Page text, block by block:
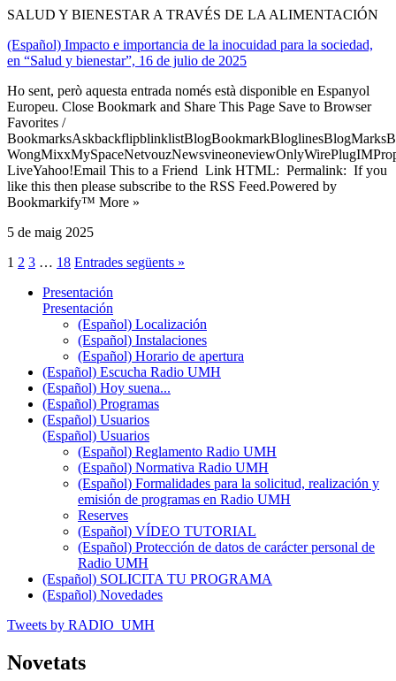
SALUD Y BIENESTAR A TRAVÉS DE LA ALIMENTACIÓN
(Español) Impacto e importancia de la inocuidad para la sociedad,
en “Salud y bienestar”, 16 de julio de 2025
Ho sent, però aquesta entrada només està disponible en Espanyol
Europeu. Close Bookmark and Share This Page Save to Browser
Favorites /
LiveYahoo!Email This to a Friend Link HTML: Permalink: If you
like this then please subscribe to the RSS Feed.Powered by
Bookmarkify™ More »
5 de maig 2025
1 2 3 … 18 Entrades següents »
Presentación
Presentación
(Español) Localización
(Español) Instalaciones
(Español) Horario de apertura
(Español) Escucha Radio UMH
(Español) Hoy suena...
(Español) Programas
(Español) Usuarios
(Español) Usuarios
(Español) Reglamento Radio UMH
(Español) Normativa Radio UMH
(Español) Formalidades para la solicitud, realización y
emisión de programas en Radio UMH
Reserves
(Español) VÍDEO TUTORIAL
(Español) Protección de datos de carácter personal de
Radio UMH
(Español) SOLICITA TU PROGRAMA
(Español) Novedades
Tweets by RADIO_UMH
Novetats